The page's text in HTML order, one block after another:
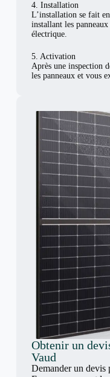
4. Installation
L’installation se fait
installant les
électrique.
5. Activation
Après une inspection
les panneaux et vous
Obtenir un
Vaud
Demander un devis